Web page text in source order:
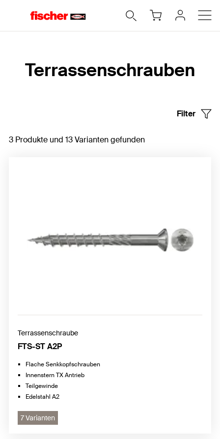
Terrassenschrauben
Filter
3 Produkte und 13 Varianten gefunden
Terrassenschraube
FTS-ST A2P
Flache Senkkopfschrauben
Innenstern TX Antrieb
Teilgewinde
Edelstahl A2
7 Varianten